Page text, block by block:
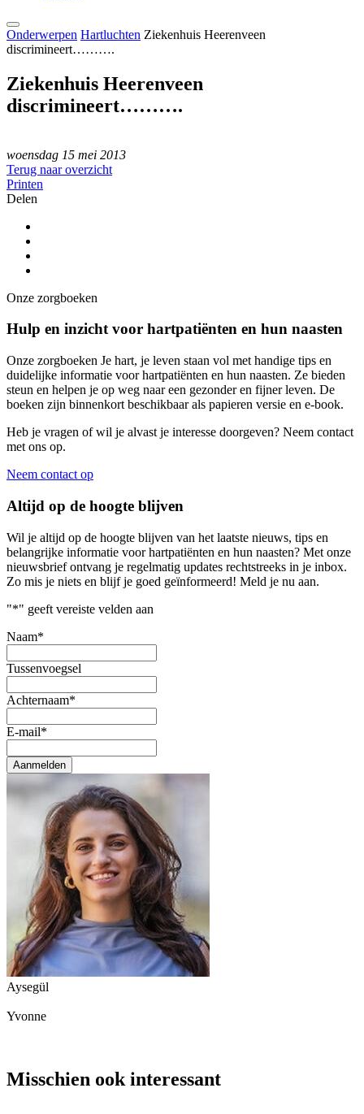
Onderwerpen Hartluchten Ziekenhuis Heerenveen
discrimineert……….
Ziekenhuis Heerenveen
discrimineert……….
woensdag 15 mei 2013
Terug naar overzicht
Printen
Delen
Onze zorgboeken
Hulp en inzicht voor hartpatiënten en hun naasten
Onze zorgboeken Je hart, je leven staan vol met handige tips en
duidelijke informatie voor hartpatiënten en hun naasten. Ze bieden
steun en helpen je op weg naar een gezonder en fijner leven. De
boeken zijn binnenkort beschikbaar als papieren versie en e-book.
Heb je vragen of wil je alvast je interesse doorgeven? Neem contact
met ons op.
Neem contact op
Altijd op de hoogte blijven
Wil je altijd op de hoogte blijven van het laatste nieuws, tips en
belangrijke informatie voor hartpatiënten en hun naasten? Met onze
nieuwsbrief ontvang je regelmatig updates rechtstreeks in je inbox.
Zo mis je niets en blijf je goed geïnformeerd! Meld je nu aan.
"*" geeft vereiste velden aan
Naam*
Tussenvoegsel
Achternaam*
E-mail*
Aanmelden
Aysegül
Yvonne
Misschien ook interessant